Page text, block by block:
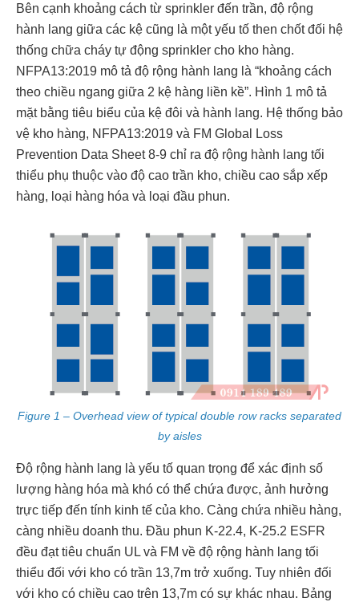
Bên cạnh khoảng cách từ sprinkler đến trần, độ rộng
hành lang giữa các kệ cũng là một yếu tố then chốt đối hệ
thống chữa cháy tự động sprinkler cho kho hàng.
NFPA13:2019 mô tả độ rộng hành lang là “khoảng cách
theo chiều ngang giữa 2 kệ hàng liền kề”. Hình 1 mô tả
mặt bằng tiêu biểu của kệ đôi và hành lang. Hệ thống bảo
vệ kho hàng, NFPA13:2019 và FM Global Loss
Prevention Data Sheet 8-9 chỉ ra độ rộng hành lang tối
thiểu phụ thuộc vào độ cao trần kho, chiều cao sắp xếp
hàng, loại hàng hóa và loại đầu phun.
Figure 1 – Overhead view of typical double row racks separated
by aisles
Độ rộng hành lang là yếu tố quan trọng để xác định số
lượng hàng hóa mà khó có thể chứa được, ảnh hưởng
trực tiếp đến tính kinh tế của kho. Càng chứa nhiều hàng,
càng nhiều doanh thu. Đầu phun K-22.4, K-25.2 ESFR
đều đạt tiêu chuẩn UL và FM về độ rộng hành lang tối
thiểu đối với kho có trần 13,7m trở xuống. Tuy nhiên đối
với kho có chiều cao trên 13,7m có sự khác nhau. Bảng